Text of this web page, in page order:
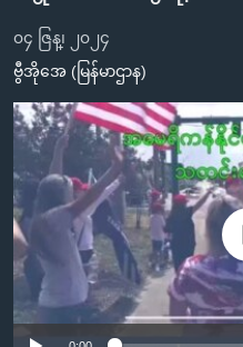
သို့
ကျော်
ကြည့်
ရန်
ပင်မ
အ
ညွန်း
စာမျက်နှာ
ကျော်
အစ္စရေး-ပါလက်စတိုင်း
ရပ်ဝန်းတခု လမ်းတခု အလွန်
အင်္ဂလိပ်စာလေ့လာမယ်
မကြေးမုံရဲ့ အင်္ဂလိပ်စာ
ရုပ်ရှင်ထဲက အင်္ဂလိပ်စာ
သုတပဒေသာ အင်္ဂလိပ်စာ
ရေဒီယို
တီဗွီ
ရေဒီယိုနှင့်ရုပ်သံ အချက်အလက်
ရေဒီယို/တီဗွီအစီအစဉ်
Learning English
ဗွီအိုအေ လူမှုကွန်ယက်များ
၀၄ ဇြန္၊ ၂၀၂၄
ဗွီအိုအေ (မြန်မာဌာန)
No media